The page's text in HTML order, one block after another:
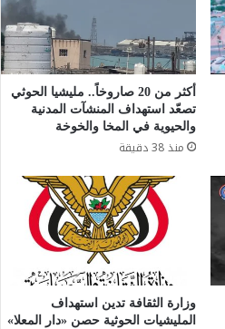
أكثر من 20 صاروخاً.. مليشيا الحوثي
تصعّد استهداف المنشآت المدنية
والحيوية في المخا والخوخة
منذ 38 دقيقة
وزارة الثقافة تدين استهداف
المليشيات الحوثية حصن «دار المعلا»